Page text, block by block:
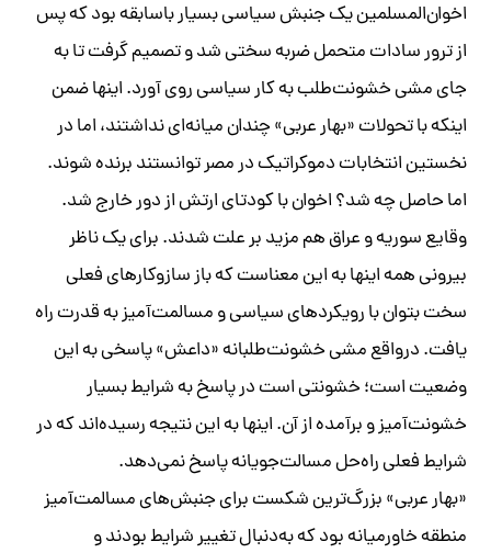
اخوان‌المسلمین یک جنبش سیاسی بسیار باسابقه بود که پس
از ترور سادات متحمل ضربه سختی شد و تصمیم گرفت تا به
جای مشی خشونت‌طلب به کار سیاسی روی آورد. اینها ضمن
اینکه با تحولات «بهار عربی» چندان میانه‌ای نداشتند، اما در
نخستین انتخابات دموکراتیک در مصر توانستند برنده شوند.
اما حاصل چه شد؟ اخوان با کودتای ارتش از دور خارج شد.
وقایع سوریه و عراق هم مزید بر علت شدند. برای یک ناظر
بیرونی همه اینها به این معناست که باز سازوکارهای فعلی
سخت بتوان با رویکردهای سیاسی و مسالمت‌آمیز به قدرت راه
یافت. درواقع مشی خشونت‌طلبانه «داعش» پاسخی به این
وضعیت است؛ خشونتی است در پاسخ به شرایط بسیار
خشونت‌آمیز و برآمده از آن. اینها به این نتیجه رسیده‌اند که در
شرایط فعلی راه‌حل مسالت‌جویانه پاسخ نمی‌دهد.
«بهار عربی» بزرگ‌ترین شکست برای جنبش‌های مسالمت‌آمیز
منطقه خاورمیانه بود که به‌دنبال تغییر شرایط بودند و